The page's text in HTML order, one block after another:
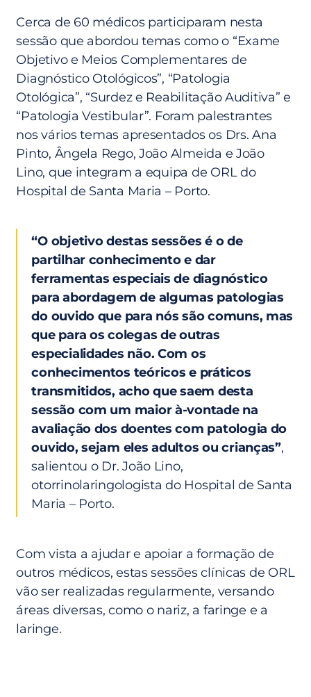
Cerca de 60 médicos participaram nesta
sessão que abordou temas como o “Exame
Objetivo e Meios Complementares de
Diagnóstico Otológicos”, “Patologia
Otológica”, “Surdez e Reabilitação Auditiva” e
“Patologia Vestibular”. Foram palestrantes
nos vários temas apresentados os Drs. Ana
Pinto, Ângela Rego, João Almeida e João
Lino, que integram a equipa de ORL do
Hospital de Santa Maria – Porto.
“O objetivo destas sessões é o de
partilhar conhecimento e dar
ferramentas especiais de diagnóstico
para abordagem de algumas patologias
do ouvido que para nós são comuns, mas
que para os colegas de outras
especialidades não. Com os
conhecimentos teóricos e práticos
transmitidos, acho que saem desta
sessão com um maior à-vontade na
avaliação dos doentes com patologia do
ouvido, sejam eles adultos ou crianças”,
salientou o Dr. João Lino,
otorrinolaringologista do Hospital de Santa
Maria – Porto.
Com vista a ajudar e apoiar a formação de
outros médicos, estas sessões clínicas de ORL
vão ser realizadas regularmente, versando
áreas diversas, como o nariz, a faringe e a
laringe.